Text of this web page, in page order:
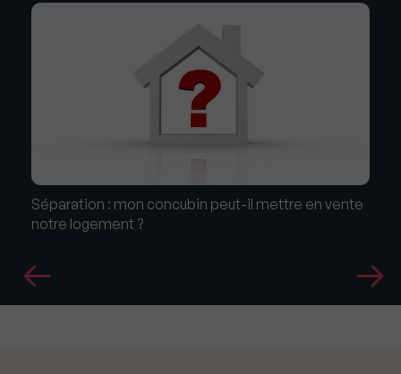
Séparation : mon concubin peut-il mettre en vente
notre logement ?